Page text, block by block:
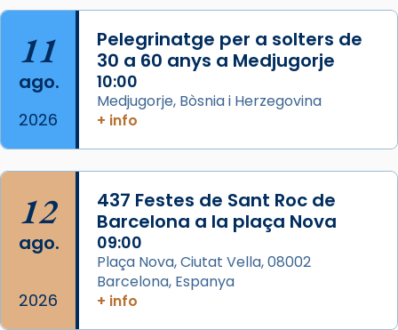
Acompanyant la història de sant Cugat, a
partir de l’Edat Mitjana sorgeix la tradició
que les santes Juliana (“relatiu a Júlia”) i
Semproniana (“relatiu a Semprònia =
eterna”) són deixebles seves. I l’any 1667, el
frare Joan Gaspar Roig, afirma en una obra
que les santes són filles de l’antiga Iluro.
Mataró en reivindicarà les relíq
Foto
View on Facebook · Share
11
ago.
2026
Pelegrinatge per a solters de
30 a 60 anys a Medjugorje
10:00
Medjugorje, Bòsnia i Herzegovina
+ info
12
ago.
2026
437 Festes de Sant Roc de
Barcelona a la plaça Nova
09:00
Plaça Nova, Ciutat Vella, 08002
Barcelona, Espanya
+ info